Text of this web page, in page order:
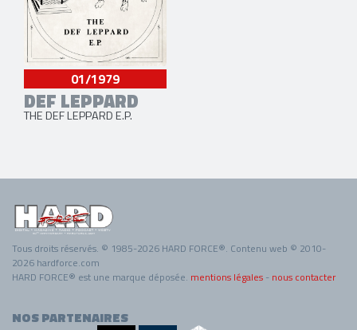
01/1979
DEF LEPPARD
THE DEF LEPPARD E.P.
Tous droits réservés. © 1985-2026 HARD FORCE®. Contenu web © 2010-
2026 hardforce.com
HARD FORCE® est une marque déposée. mentions légales - nous contacter
NOS PARTENAIRES